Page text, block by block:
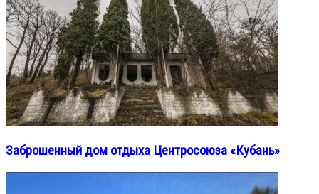
Заброшенный дом отдыха Центросоюза «Кубань»